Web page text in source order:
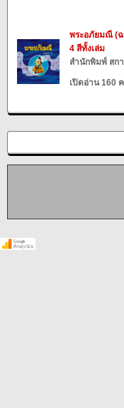
พระอภัยมณี (
4 สีทั้งเล่ม
สำนักพิมพ์ สก
เปิดอ่าน 160